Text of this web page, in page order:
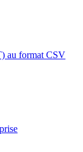
au format CSV